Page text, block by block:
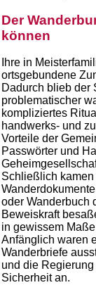
Der
können
Ihre in
ortsgebundene
Dadurch blieb der
problematischer
kompliziertes
handwerks- und
Vorteile der
Passwörter und
Schließlich
oder Wanderbuch
Beweiskraft
in gewissem
Anfänglich waren
Wanderbriefe
und die
Sicherheit an.